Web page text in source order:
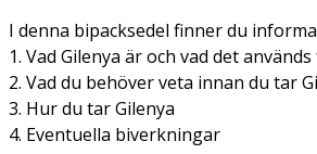
I denna bipacksedel finner du
1. Vad Gilenya är och vad det
2. Vad du behöver veta innan du tar
3. Hur du tar Gilenya
4. Eventuella biverkningar